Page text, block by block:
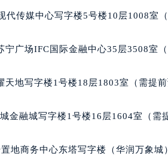
人民路15号国际金融大厦7层G室（需
道鸿福东路1号民盈国贸中心T1写字楼
工农路57号圆融广场写字楼16层1603
解放大道686号世界贸易大厦38层09室
潜山路111号万象城华润大厦B座12楼
代传媒中心写字楼5号楼10层1008室（
广场IFC国际金融中心35层3508室（
地写字楼1号楼18层1803室（需提前
金融城写字楼1号楼16层1604室（需
地商务中心东塔写字楼（华润万象城